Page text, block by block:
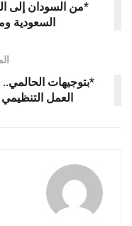
*من السودان إلى
السعودية
*بتوجيهات
العمل التنظيمي